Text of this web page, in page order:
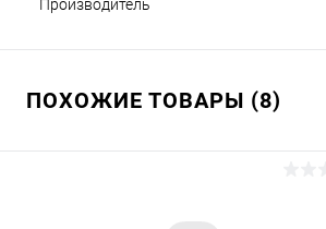
Производитель
ПОХОЖИЕ ТОВАРЫ (8)